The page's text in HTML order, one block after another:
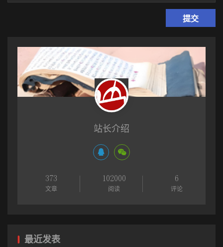
分生气地打裂了兔子的嘴, 但死亡却无可改变地降临了人间。
与人平等, 要用人的餐具喝牛奶和淡酒, 被人拒绝之后, 它一气之下改
口说:“所有人要死掉, 只有月亮才能复生。”
在传达神的口信中, 往往神派的不只是一个信使, 在非洲的祖鲁
人神话中说:神派变色龙给人传口信, 让人类永远不死。继而神又改变
了主意, 派蜥蜴带去相反的口信, 让人类死去。结果变色龙在路上贪
吃贪睡耽误了时间, 让蜥蜴率先到达人类那里传达了神的旨意, 让人
人原本不死还有“蛇蜕皮”的神话传说:人原本是不会死的, 也和蛇
海边洗澡, 老太婆走到没人看见的地方, 脱下她的皮变成了一个少
“你不乐意认识我, 好吧, 你会变老, 我则要死去。”从此, 人类就不会
站长介绍
373
文章
102000
阅读
6
评论
最近发表